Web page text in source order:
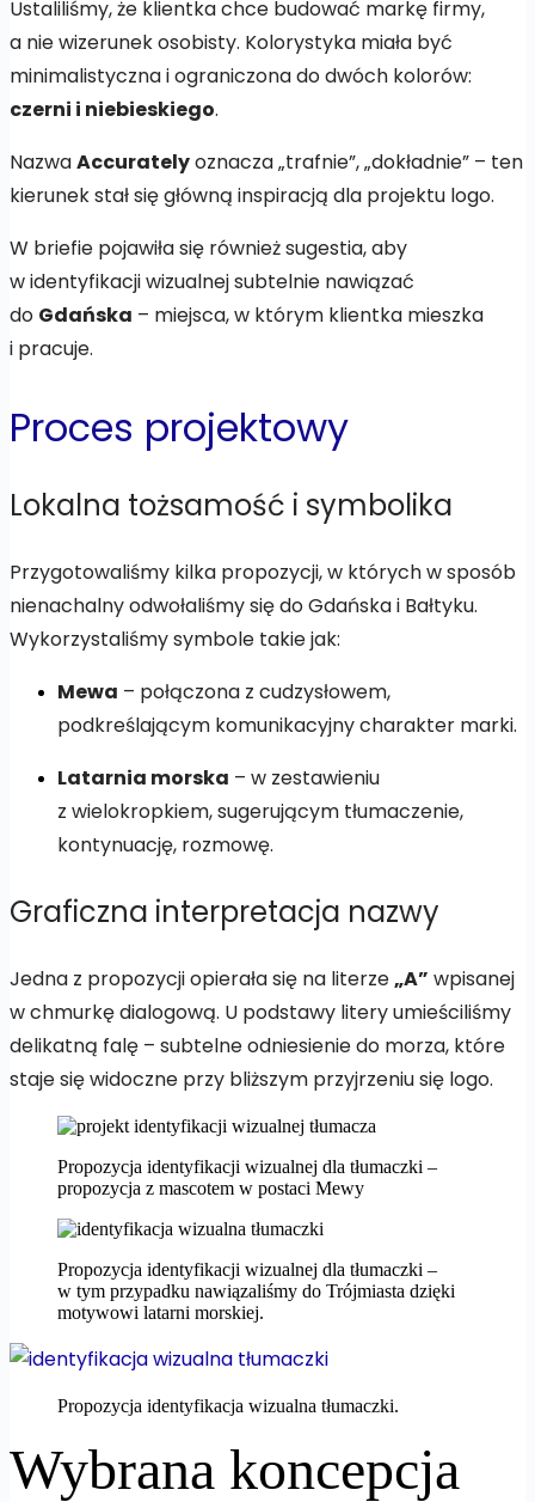
Ustaliliśmy, że klientka chce budować markę firmy,
a nie wizerunek osobisty. Kolorystyka miała być
minimalistyczna i ograniczona do dwóch kolorów:
czerni i niebieskiego.
NazwaAccuratelyoznacza „trafnie”, „dokładnie” – ten
kierunek stał się główną inspiracją dla projektu logo.
W briefie pojawiła się również sugestia, aby
w identyfikacji wizualnej subtelnie nawiązać
do Gdańska – miejsca, w którym klientka mieszka
i pracuje.
Proces projektowy
Lokalna tożsamość i symbolika
Przygotowaliśmy kilka propozycji, w których w sposób
nienachalny odwołaliśmy się do Gdańska i Bałtyku.
Wykorzystaliśmy symbole takie jak:
Mewa – połączona z cudzysłowem,
podkreślającym komunikacyjny charakter marki.
Latarnia morska – w zestawieniu
z wielokropkiem, sugerującym tłumaczenie,
kontynuację, rozmowę.
Graficzna interpretacja nazwy
Jedna z propozycji opierała się na literze„A” wpisanej
w chmurkę dialogową. U podstawy litery umieściliśmy
delikatną falę – subtelne odniesienie do morza, które
staje się widoczne przy bliższym przyjrzeniu się logo.
Propozycja identyfikacji wizualnej dla tłumaczki –
propozycja z mascotem w postaci Mewy
Propozycja identyfikacji wizualnej dla tłumaczki –
w tym przypadku nawiązaliśmy do Trójmiasta dzięki
motywowi latarni morskiej.
Propozycja identyfikacja wizualna tłumaczki.
Wybrana koncepcja